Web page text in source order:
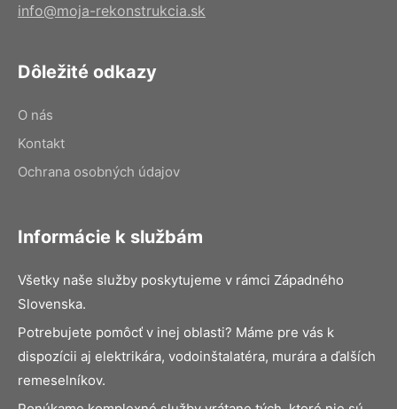
info@moja-rekonstrukcia.sk
Dôležité odkazy
O nás
Kontakt
Ochrana osobných údajov
Informácie k službám
Všetky naše služby poskytujeme v rámci Západného
Slovenska.
Potrebujete pomôcť v inej oblasti? Máme pre vás k
dispozícii aj elektrikára, vodoinštalatéra, murára a ďalších
remeselníkov.